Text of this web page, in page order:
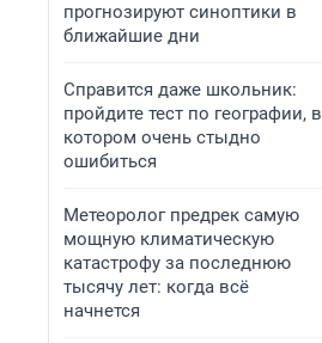
прогнозируют синоптики в
ближайшие дни
Справится даже школьник:
пройдите тест по географии, в
котором очень стыдно
ошибиться
Метеоролог предрек самую
мощную климатическую
катастрофу за последнюю
тысячу лет: когда всё
начнется